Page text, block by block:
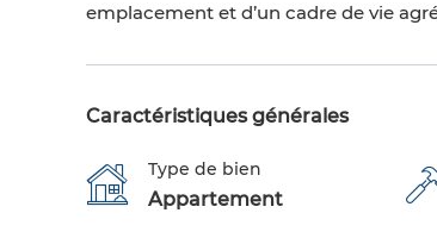
emplacement et d’un cadre de vie
Caractéristiques générales
Type de bien
Appartement